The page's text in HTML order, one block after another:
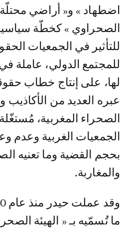
اضطهاد » و« أراضي
الصحراوي » كخطّة سياسية
للتأثير في الجمعيات
للمجتمع الدولي، عاملة
لها، على إنتاج خطاب
عبره العديد من الأكاذيب
الصحراء المغربية،
الجمعيات الغربية وعدم
بحجم القضية وما تعنيه
والمغاربة.
ما تُسمّيه بـ « الهيئة